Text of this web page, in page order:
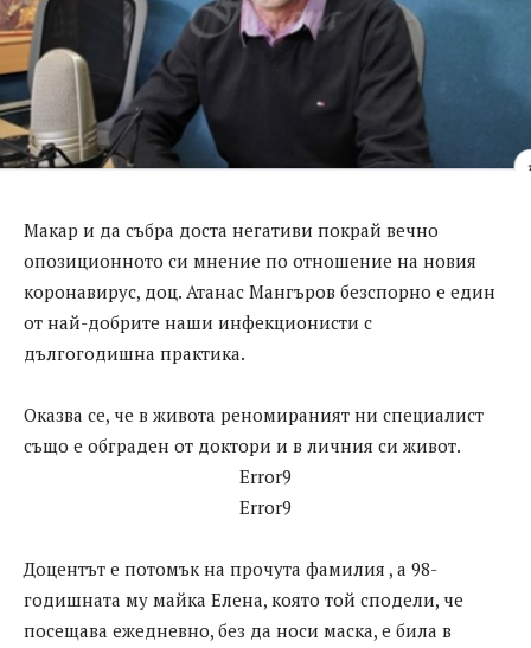
Макар и да събра доста негативи покрай вечно
опозиционното си мнение по отношение на новия
коронавирус, доц. Атанас Мангъров безспорно е един
от най-добрите наши инфекционисти с
дългогодишна практика.
Оказва се, че в живота реномираният ни специалист
също е обграден от доктори и в личния си живот.
Error9
Error9
Доцентът е потомък на прочута фамилия , а 98-
годишната му майка Елена, която той сподели, че
посещава ежедневно, без да носи маска, е била в